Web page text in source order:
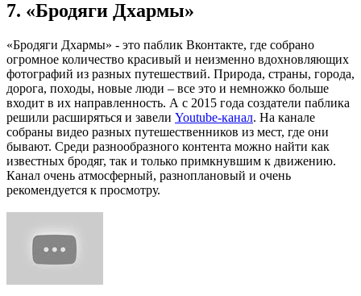
7. «Бродяги Дхармы»
«Бродяги Дхармы» - это паблик Вконтакте, где собрано
огромное количество красивый и неизменно вдохновляющих
фотографий из разных путешествий. Природа, страны, города,
дорога, походы, новые люди – все это и немножко больше
входит в их направленность. А с 2015 года создатели паблика
решили расширяться и завели Youtube-канал. На канале
собраны видео разных путешественников из мест, где они
бывают. Среди разнообразного контента можно найти как
известных бродяг, так и только примкнувшим к движению.
Канал очень атмосферный, разноплановый и очень
рекомендуется к просмотру.